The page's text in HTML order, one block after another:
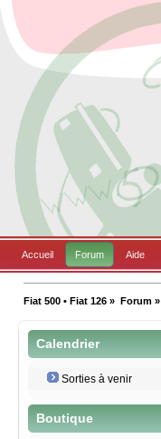
Accueil Forum Aide
Fiat 500 • Fiat 126 » Forum»
Calendrier
Sorties à venir
Boutique